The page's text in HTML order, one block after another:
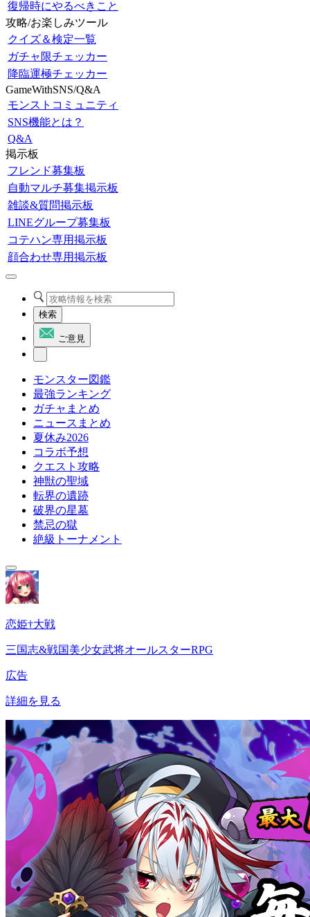
復帰時にやるべきこと
攻略/お楽しみツール
クイズ＆検定一覧
ガチャ限チェッカー
降臨運極チェッカー
GameWithSNS/Q&A
モンストコミュニティ
SNS機能とは？
Q&A
掲示板
フレンド募集板
自動マルチ募集掲示板
雑談&質問掲示板
LINEグループ募集板
コテハン専用掲示板
顔合わせ専用掲示板
検索
ご意見
モンスター図鑑
最強ランキング
ガチャまとめ
ニュースまとめ
夏休み2026
コラボ予想
クエスト攻略
神獣の聖域
転界の遺跡
破界の星墓
禁忌の獄
絶級トーナメント
恋姫†大戦
三国志&戦国美少女武将オールスターRPG
広告
詳細を見る